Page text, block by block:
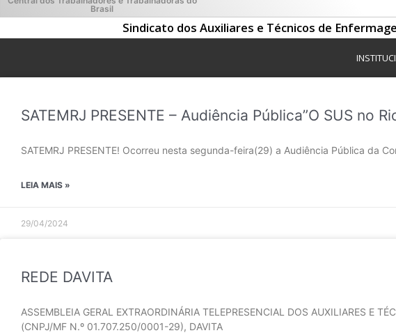
Brasil
Sindicato dos Auxiliares e Técnicos de
SATEMRJ PRESENTE – Audiência Pública”O SUS no
SATEMRJ PRESENTE! Ocorreu nesta segunda-feira(29) a Audiência Pública da
LEIA MAIS »
29/04/2024
REDE DAVITA
ASSEMBLEIA GERAL EXTRAORDINÁRIA TELEPRESENCIAL DOS AUXILIARES E
(CNPJ/MF N.º 01.707.250/0001-29), DAVITA